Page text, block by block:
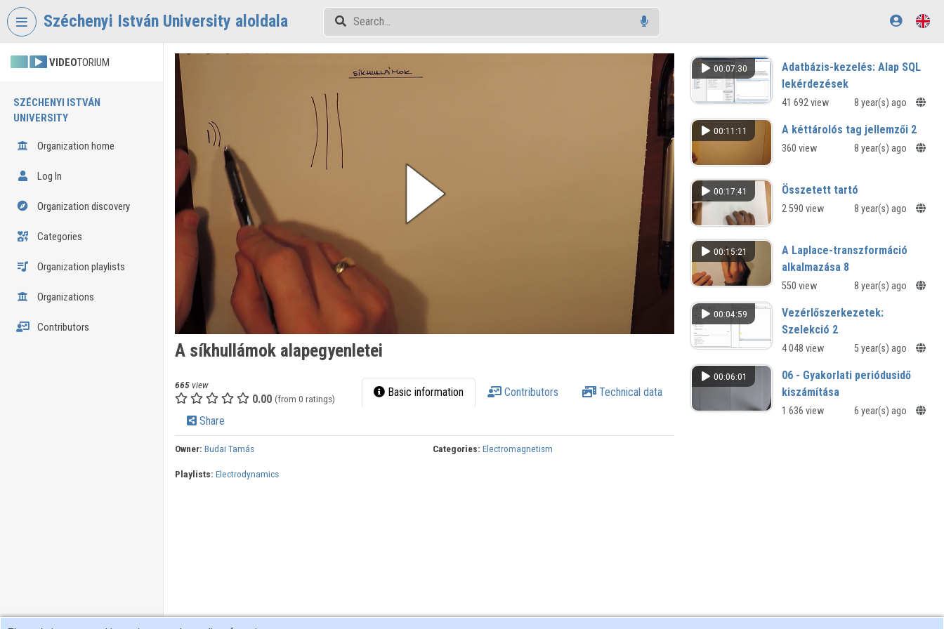
Skip header
Széchenyi István University aloldala
VIDEOTORIUM
SZÉCHENYI ISTVÁN
UNIVERSITY
Organization home
Log In
Organization discovery
Categories
Organization playlists
Organizations
Contributors
A síkhullámok alapegyenletei
665view
0.00 (from 0 ratings) Basic information Contributors Technical data
Share
Owner: Budai Tamás Categories: Electromagnetism
Playlists: Electrodynamics
00:07:30
Adatbázis-kezelés: Alap SQL
lekérdezések
41 692 view 8 year(s) ago
00:11:11 A kéttárolós tag jellemzői 2
360 view 8 year(s) ago
00:17:41 Összetett tartó
2 590 view 8 year(s) ago
00:15:21
A Laplace-transzformáció
alkalmazása 8
550 view 8 year(s) ago
00:04:59
Vezérlőszerkezetek:
Szelekció 2
4 048 view 5 year(s) ago
00:06:01
06 - Gyakorlati periódusidő
kiszámítása
1 636 view 6 year(s) ago